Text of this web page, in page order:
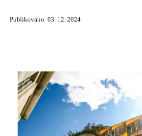
Publikováno: 03. 12. 2024